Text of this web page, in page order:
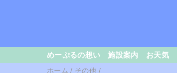
めーぷるの想い 施設案内 お天気
ホーム / その他 /